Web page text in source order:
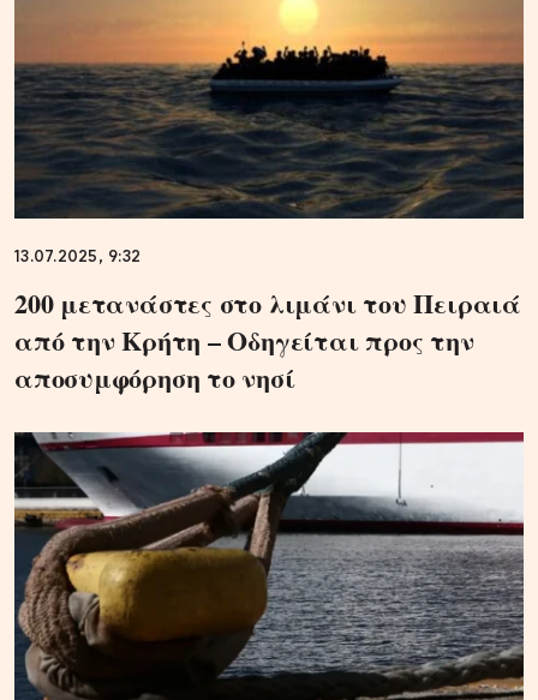
13.07.2025, 9:32
200 μετανάστες στο λιμάνι του Πειραιά
από την Κρήτη – Οδηγείται προς την
αποσυμφόρηση το νησί